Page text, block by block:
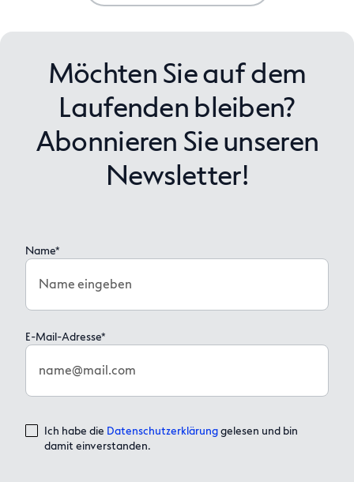
Möchten Sie auf dem
Laufenden bleiben?
Abonnieren Sie unseren
Newsletter!
Name*
Name eingeben
E-Mail-Adresse*
name@mail.com
Ich habe die Datenschutzerklärunggelesen und bin
damit einverstanden.